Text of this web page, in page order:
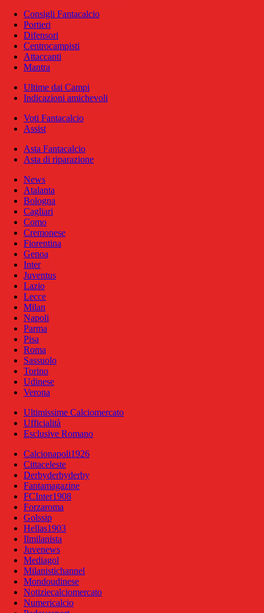
Consigli Fantacalcio
Portieri
Difensori
Centrocampisti
Attaccanti
Mantra
Ultime dai Campi
Indicazioni amichevoli
Voti Fantacalcio
Assist
Asta Fantacalcio
Asta di riparazione
News
Atalanta
Bologna
Cagliari
Como
Cremonese
Fiorentina
Genoa
Inter
Juventus
Lazio
Lecce
Milan
Napoli
Parma
Pisa
Roma
Sassuolo
Torino
Udinese
Verona
Ultimissime Calciomercato
Ufficialità
Esclusive Romano
Calcionapoli1926
Cittaceleste
Derbyderbyderby
Fantamagazine
FCInter1908
Forzaroma
Golssip
Hellas1903
Ilmilanista
Juvenews
Mediagol
Milanistichannel
Mondoudinese
Notiziecalciomercato
Numericalcio